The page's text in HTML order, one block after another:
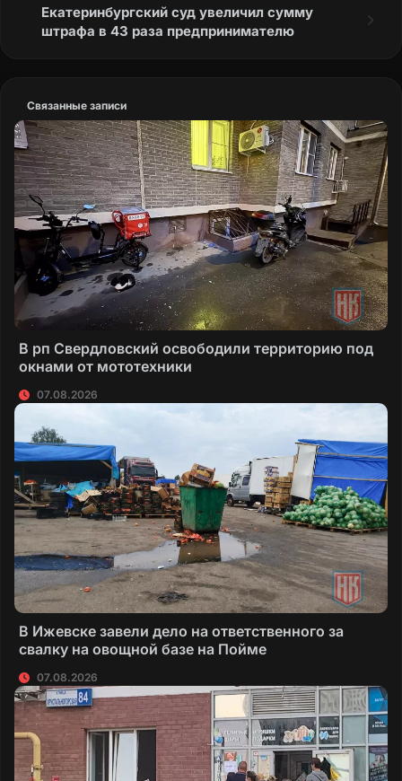
Екатеринбургский суд увеличил сумму
штрафа в 43 раза предпринимателю
Связанные записи
В рп Свердловский освободили территорию под
окнами от мототехники
07.08.2026
В Ижевске завели дело на ответственного за
свалку на овощной базе на Пойме
07.08.2026